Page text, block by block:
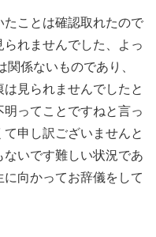
ことは確認取れたので
れませんでした、よっ
係ないものであり、
見られませんでしたと
ってことですねと言っ
申し訳ございませんと
いです難しい状況であ
向かってお辞儀をして